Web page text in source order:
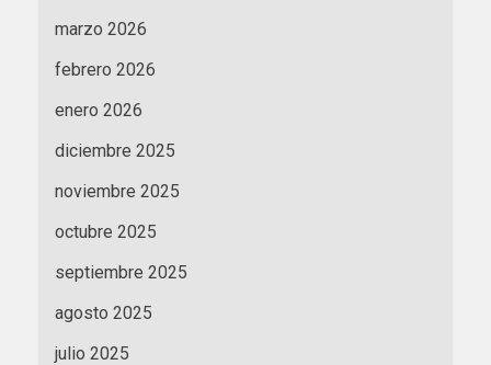
marzo 2026
febrero 2026
enero 2026
diciembre 2025
noviembre 2025
octubre 2025
septiembre 2025
agosto 2025
julio 2025